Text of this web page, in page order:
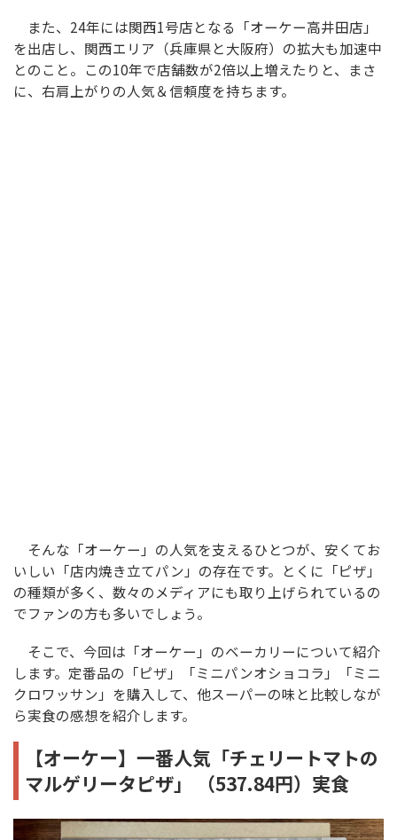
また、24年には関西1号店となる「オーケー高井田店」
を出店し、関西エリア（兵庫県と大阪府）の拡大も加速中
とのこと。この10年で店舗数が2倍以上増えたりと、まさ
に、右肩上がりの人気＆信頼度を持ちます。
そんな「オーケー」の人気を支えるひとつが、安くてお
いしい「店内焼き立てパン」の存在です。とくに「ピザ」
の種類が多く、数々のメディアにも取り上げられているの
でファンの方も多いでしょう。
そこで、今回は「オーケー」のベーカリーについて紹介
します。定番品の「ピザ」「ミニパンオショコラ」「ミニ
クロワッサン」を購入して、他スーパーの味と比較しなが
ら実食の感想を紹介します。
【オーケー】一番人気「チェリートマトの
マルゲリータピザ」 （537.84円）実食